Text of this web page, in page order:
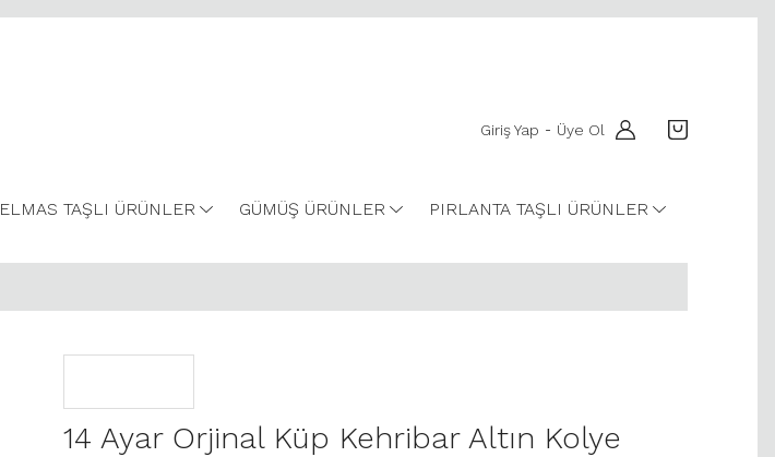
Giriş Yap - Üye Ol
ELMAS TAŞLI ÜRÜNLER GÜMÜŞ ÜRÜNLER PIRLANTA TAŞLI ÜRÜNLER
14 Ayar Orjinal Küp Kehribar Altın Kolye